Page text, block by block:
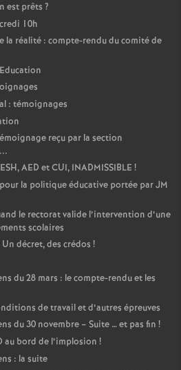
est prêts ?
10h
la réalité : compte-rendu du comité de
: témoignages
reçu par la section
AED et CUI, INADMISSIBLE !
la politique éducative portée par JM
le rectorat valide l’intervention d’une
scolaires
décret, des crédos !
du 28 mars : le compte-rendu et les
de travail et d’autres épreuves
du 30 novembre – Suite … et pas fin !
au bord de l’implosion !
: la suite